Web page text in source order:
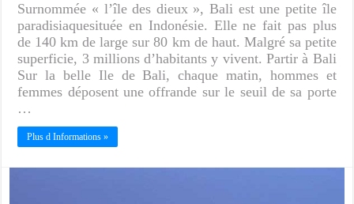
Surnommée « l’île des dieux », Bali est une petite île
paradisiaquesituée en Indonésie. Elle ne fait pas plus
de 140 km de large sur 80 km de haut. Malgré sa petite
superficie, 3 millions d’habitants y vivent. Partir à Bali
Sur la belle Ile de Bali, chaque matin, hommes et
femmes déposent une offrande sur le seuil de sa porte
…
Plus d Informations »